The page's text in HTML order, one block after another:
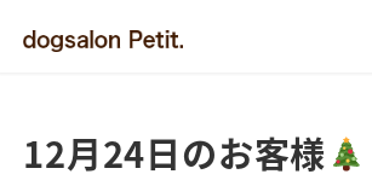
12月24日のお客様